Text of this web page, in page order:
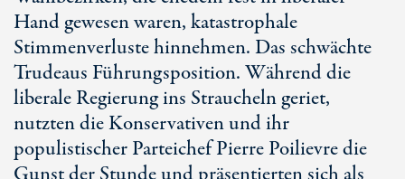
Hand gewesen waren, katastrophale
Stimmenverluste hinnehmen. Das schwächte
Trudeaus Führungsposition. Während die
liberale Regierung ins Straucheln geriet,
nutzten die Konservativen und ihr
populistischer Parteichef Pierre Poilievre die